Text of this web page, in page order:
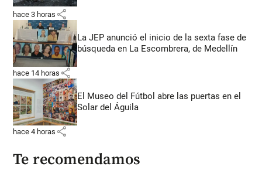
hace 3 horas share
La JEP anunció el inicio de la sexta fase de
búsqueda en La Escombrera, de Medellín
hace 14 horas share
El Museo del Fútbol abre las puertas en el
Solar del Águila
hace 4 horas share
Te recomendamos